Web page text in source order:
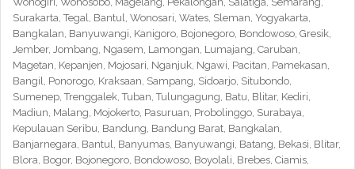
Surakarta, Tegal, Bantul, Wonosari, Wates, Sleman, Yogyakarta,
Bangkalan, Banyuwangi, Kanigoro, Bojonegoro, Bondowoso, Gresik,
Jember, Jombang, Ngasem, Lamongan, Lumajang, Caruban,
Magetan, Kepanjen, Mojosari, Nganjuk, Ngawi, Pacitan, Pamekasan,
Bangil, Ponorogo, Kraksaan, Sampang, Sidoarjo, Situbondo,
Sumenep, Trenggalek, Tuban, Tulungagung, Batu, Blitar, Kediri,
Madiun, Malang, Mojokerto, Pasuruan, Probolinggo, Surabaya,
Kepulauan Seribu, Bandung, Bandung Barat, Bangkalan,
Banjarnegara, Bantul, Banyumas, Banyuwangi, Batang, Bekasi, Blitar,
Blora, Bogor, Bojonegoro, Bondowoso, Boyolali, Brebes, Ciamis,